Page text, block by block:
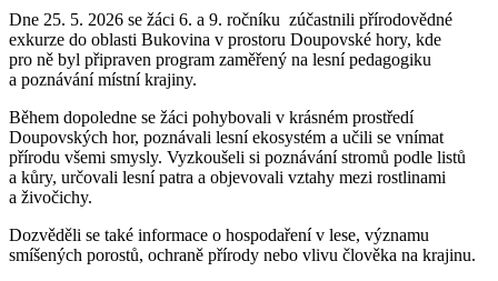
Dne 25. 5. 2026 se žáci 6. a 9. ročníku zúčastnili přírodovědné
exkurze do oblasti Bukovina v prostoru Doupovské hory, kde
pro ně byl připraven program zaměřený na lesní pedagogiku
a poznávání místní krajiny.
Během dopoledne se žáci pohybovali v krásném prostředí
Doupovských hor, poznávali lesní ekosystém a učili se vnímat
přírodu všemi smysly. Vyzkoušeli si poznávání stromů podle listů
a kůry, určovali lesní patra a objevovali vztahy mezi rostlinami
a živočichy.
Dozvěděli se také informace o hospodaření v lese, významu
smíšených porostů, ochraně přírody nebo vlivu člověka na krajinu.